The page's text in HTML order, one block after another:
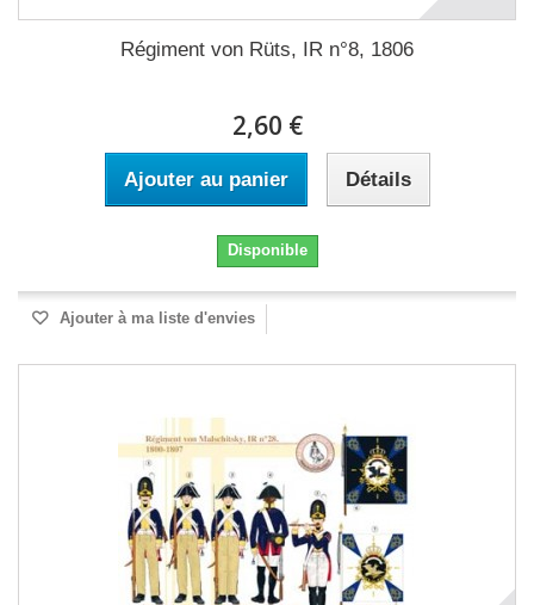
Régiment von Rüts, IR n°8, 1806
2,60 €
Ajouter au panier Détails
Disponible
Ajouter à ma liste d'envies